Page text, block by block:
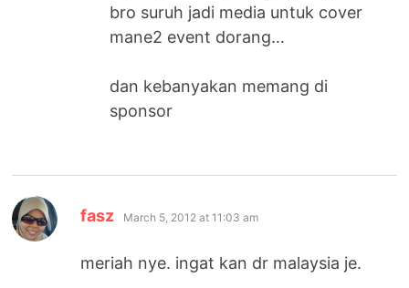
bro suruh jadi media untuk cover
mane2 event dorang…
dan kebanyakan memang di
sponsor
fasz says:
March 5, 2012 at 11:03 am
meriah nye. ingat kan dr malaysia je.